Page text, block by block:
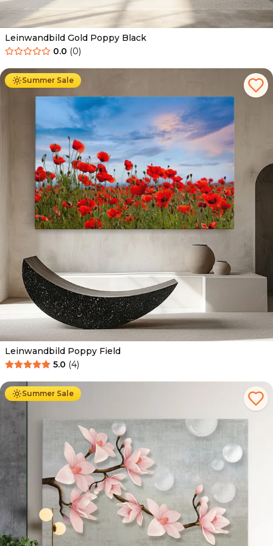
Leinwandbild Gold Poppy Black
0.0 (0)
Summer Sale
Ab 39.90 € 34.90
Leinwandbild Poppy Field
5.0 (4)
Summer Sale
Ab 39.90 € 34.90